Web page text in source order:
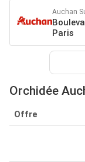
Auchan
Paris
Orchidée
Offre